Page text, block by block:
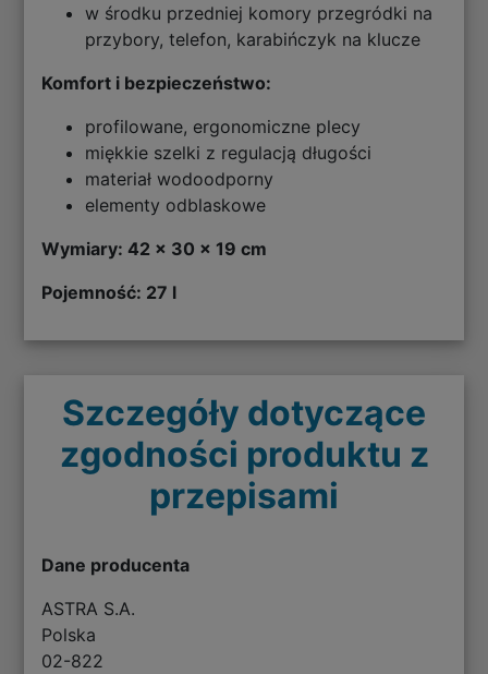
w środku przedniej komory przegródki na
przybory, telefon, karabińczyk na klucze
Komfort i bezpieczeństwo:
profilowane, ergonomiczne plecy
miękkie szelki z regulacją długości
materiał wodoodporny
elementy odblaskowe
Wymiary: 42 x 30 x 19 cm
Pojemność: 27 l
Szczegóły dotyczące
zgodności produktu z
przepisami
Dane producenta
ASTRA S.A.
Polska
02-822